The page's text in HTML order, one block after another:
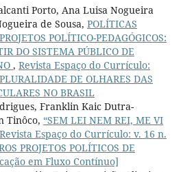
Porto, Ana Luisa Nogueira
de Sousa, POLÍTICAS
POLÍTICO-PEDAGÓGICOS:
DO SISTEMA PÚBLICO DE
, Revista Espaço do Currículo:
DE OLHARES DAS
NO BRASIL
Franklin Kaic Dutra-
Tinôco, “SEM LEI NEM REI, ME VI
Revista Espaço do Currículo: v. 16 n.
PROJETOS POLÍTICOS DE
em Fluxo Contínuo]